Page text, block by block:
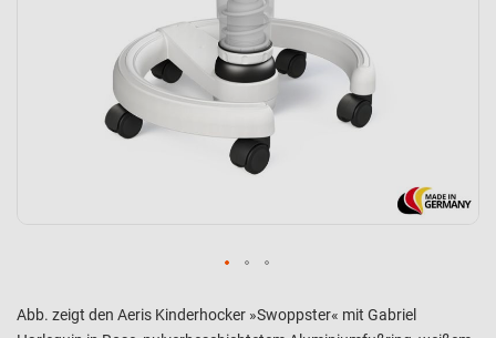
Abb. zeigt den Aeris Kinderhocker »Swoppster« mit Gabriel